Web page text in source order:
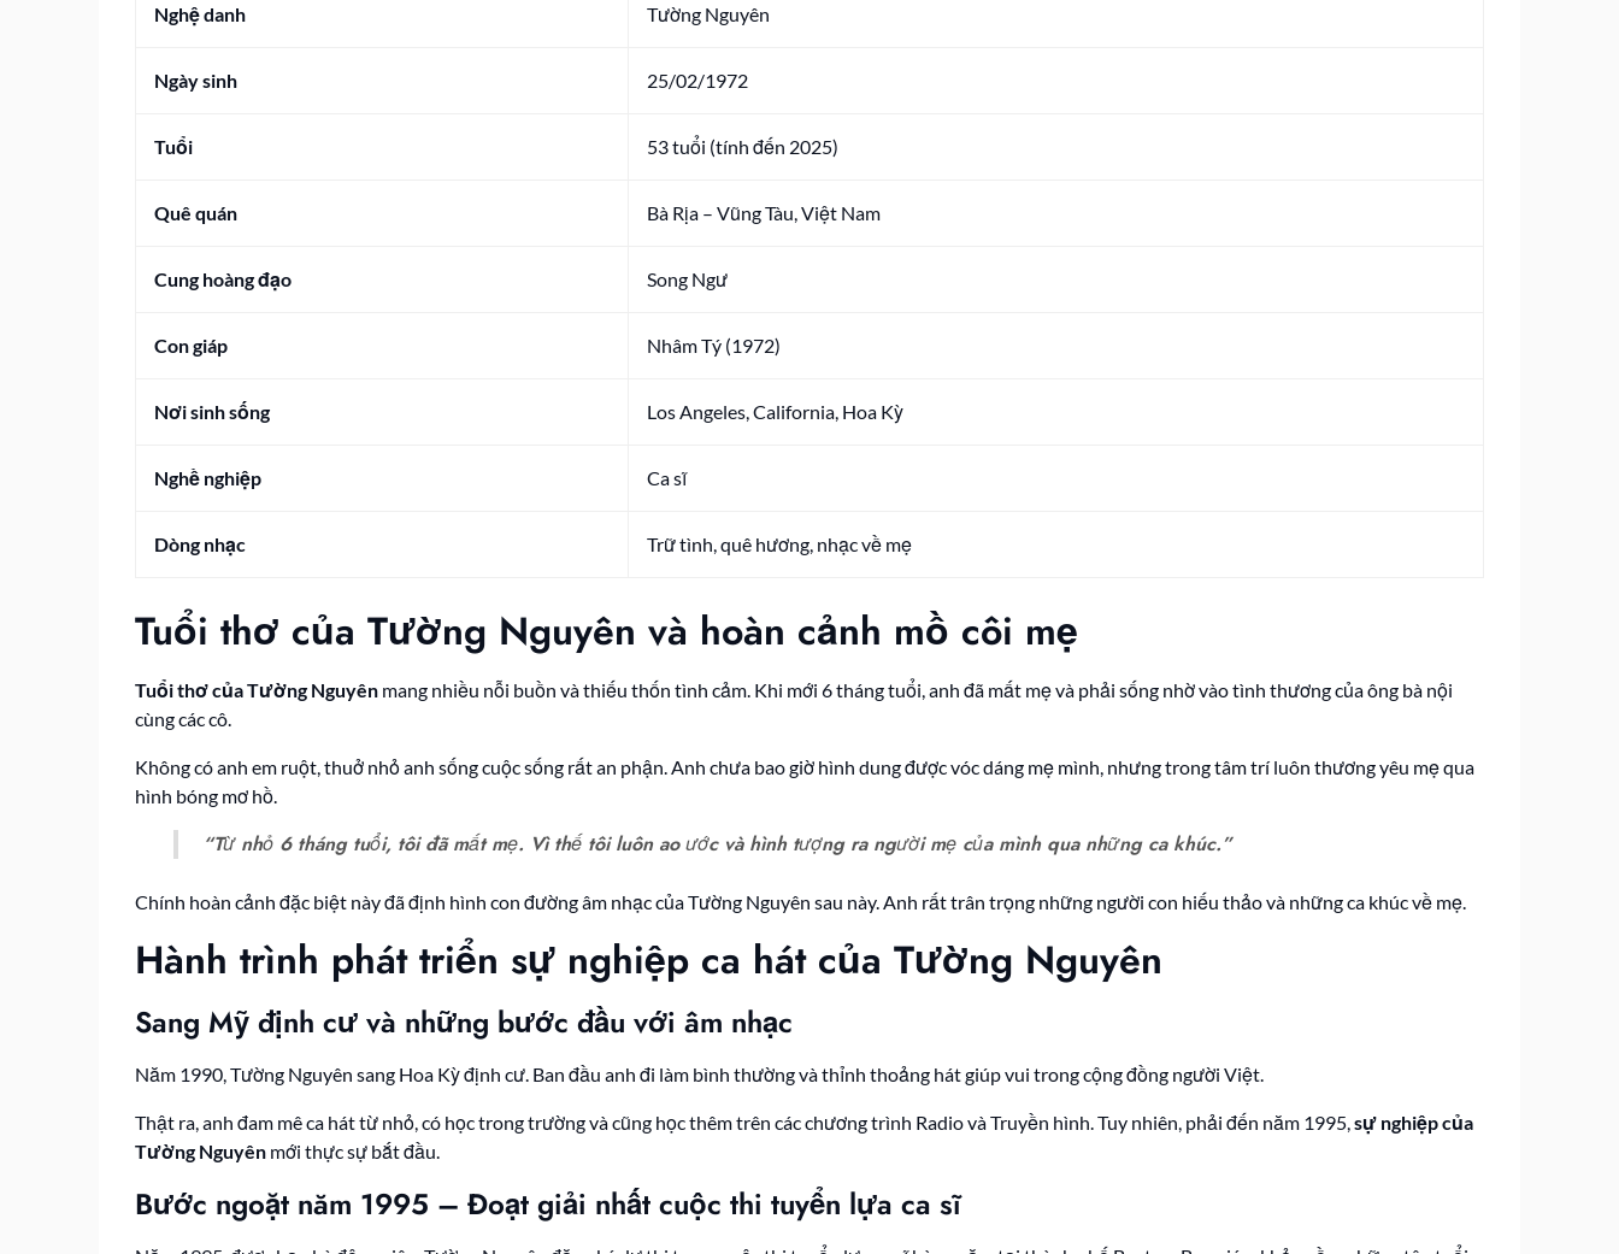
Nghệ danh Tường Nguyên
Ngày sinh 25/02/1972
Tuổi 53 tuổi (tính đến 2025)
Quê quán Bà Rịa – Vũng Tàu, Việt Nam
Cung hoàng đạo Song Ngư
Con giáp Nhâm Tý (1972)
Nơi sinh sống Los Angeles, California, Hoa Kỳ
Nghề nghiệp Ca sĩ
Dòng nhạc Trữ tình, quê hương, nhạc về mẹ
Tuổi thơ của Tường Nguyên và hoàn cảnh mồ côi mẹ
Tuổi thơ của Tường Nguyên mang nhiều nỗi buồn và thiếu thốn tình cảm. Khi mới 6 tháng tuổi, anh đã mất mẹ và phải sống nhờ vào tình thương của ông bà nội
cùng các cô.
Không có anh em ruột, thuở nhỏ anh sống cuộc sống rất an phận. Anh chưa bao giờ hình dung được vóc dáng mẹ mình, nhưng trong tâm trí luôn thương yêu mẹ qua
hình bóng mơ hồ.
“Từ nhỏ 6 tháng tuổi, tôi đã mất mẹ. Vì thế tôi luôn ao ước và hình tượng ra người mẹ của mình qua những ca khúc.”
Chính hoàn cảnh đặc biệt này đã định hình con đường âm nhạc của Tường Nguyên sau này. Anh rất trân trọng những người con hiếu thảo và những ca khúc về mẹ.
Hành trình phát triển sự nghiệp ca hát của Tường Nguyên
Sang Mỹ định cư và những bước đầu với âm nhạc
Năm 1990, Tường Nguyên sang Hoa Kỳ định cư. Ban đầu anh đi làm bình thường và thỉnh thoảng hát giúp vui trong cộng đồng người Việt.
Thật ra, anh đam mê ca hát từ nhỏ, có học trong trường và cũng học thêm trên các chương trình Radio và Truyền hình. Tuy nhiên, phải đến năm 1995,sự nghiệp của
Tường Nguyên mới thực sự bắt đầu.
Bước ngoặt năm 1995 – Đoạt giải nhất cuộc thi tuyển lựa ca sĩ